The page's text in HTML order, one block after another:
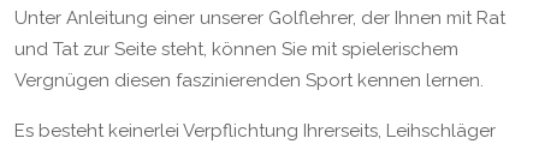
Unter Anleitung einer unserer Golflehrer, der Ihnen mit Rat
und Tat zur Seite steht, können Sie mit spielerischem
Vergnügen diesen faszinierenden Sport kennen lernen.
Es besteht keinerlei Verpflichtung Ihrerseits, Leihschläger